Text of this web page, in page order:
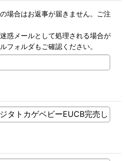
場合はお返事が届きません。ご注
惑メールとして処理される場合が
フォルダもご確認ください。